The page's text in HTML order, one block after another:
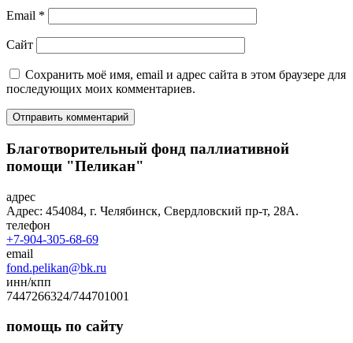
Email *
Сайт
Сохранить моё имя, email и адрес сайта в этом браузере для
последующих моих комментариев.
Благотворительный фонд паллиативной
помощи "Пеликан"
адрес
Адрес: 454084, г. Челябинск, Свердловский пр-т, 28А.
телефон
+7-904-305-68-69
email
fond.pelikan@bk.ru
инн/кпп
7447266324/744701001
помощь по сайту